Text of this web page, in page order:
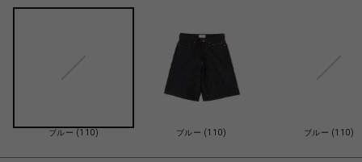
ブルー (110) ブルー (110) ブルー (110)